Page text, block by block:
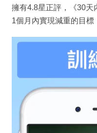
擁有4.8星正評，《30天
1個月內實現減重的目標